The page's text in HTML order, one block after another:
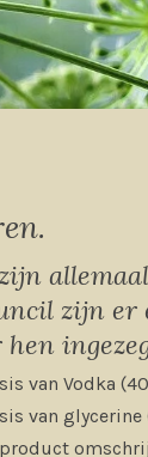
zijn er
van Vodka
van glycerine